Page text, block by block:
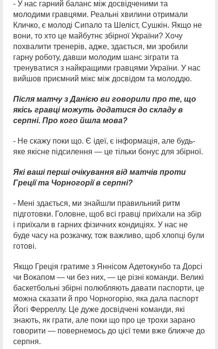
- У нас гарний баланс між досвідченими та
молодими гравцями. Реальні хвилини отримали
Кличко, є молоді Сипало та Шеліст, Сушкін. Якщо не
вони, то хто це майбутнє збірної України? Хочу
похвалити тренерів, адже, здається, ми зробили
гарну роботу, давши молодим шанс зіграти та
тренуватися з найкращими гравцями України. У нас
вийшов приємний мікс між досвідом та молоддю.
Після матчу з Данією ви говорили про те, що
якісь гравці можуть додатися до складу в
серпні. Про кого йшла мова?
- Не скажу поки що. Є ідеї, є інформація, але будь-
яке якісне підсилення — це тільки бонус для збірної.
Які ваші перші очікування від матчів проти
Греції та Чорногорії в серпні?
- Мені здається, ми знайшли правильний ритм
підготовки. Головне, щоб всі гравці приїхали на збір
і приїхали в гарних фізичних кондиціях. У нас не
буде часу на розкачку, тож важливо, щоб хлопці були
готові.
Якщо Греція гратиме з Яннісом Адетокунбо та Дорсі
чи Вокапом — чи без них, — це різні команди. Великі
баскетбольні збірні полюбляють давати паспорти, це
можна сказати й про Чорногорію, яка дала паспорт
Йогі Ферреллу. Це дуже досвідчені команди, які
знають, як грати, але поки що про це трохи зарано
говорити — повернемось до цієї теми вже ближче до
серпня.